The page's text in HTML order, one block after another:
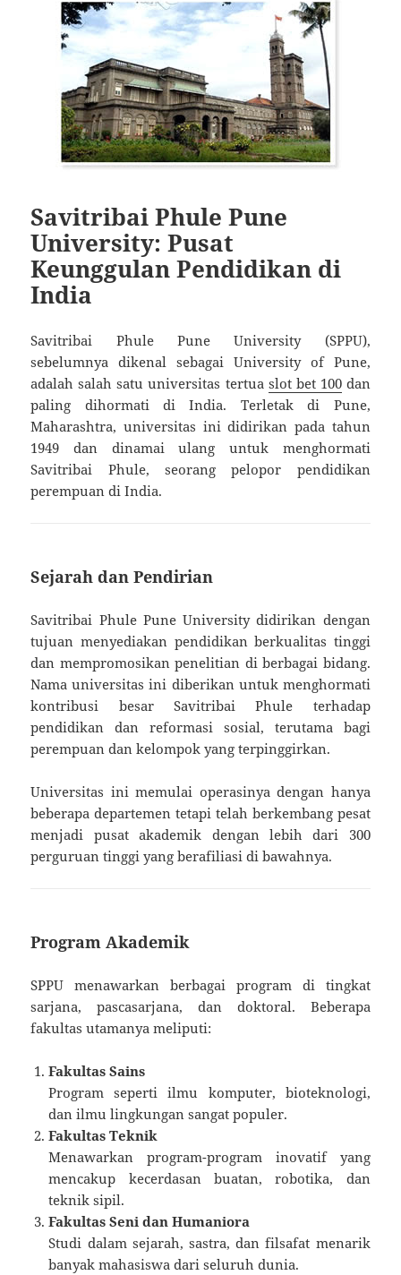
Savitribai Phule Pune
University: Pusat
Keunggulan Pendidikan di
India
Savitribai Phule Pune University (SPPU),
sebelumnya dikenal sebagai University of Pune,
adalah salah satu universitas tertua slot bet 100dan
paling dihormati di India. Terletak di Pune,
Maharashtra, universitas ini didirikan pada tahun
1949 dan dinamai ulang untuk menghormati
Savitribai Phule, seorang pelopor pendidikan
perempuan di India.
Sejarah dan Pendirian
Savitribai Phule Pune University didirikan dengan
tujuan menyediakan pendidikan berkualitas tinggi
dan mempromosikan penelitian di berbagai bidang.
Nama universitas ini diberikan untuk menghormati
kontribusi besar Savitribai Phule terhadap
pendidikan dan reformasi sosial, terutama bagi
perempuan dan kelompok yang terpinggirkan.
Universitas ini memulai operasinya dengan hanya
beberapa departemen tetapi telah berkembang pesat
menjadi pusat akademik dengan lebih dari 300
perguruan tinggi yang berafiliasi di bawahnya.
Program Akademik
SPPU menawarkan berbagai program di tingkat
sarjana, pascasarjana, dan doktoral. Beberapa
fakultas utamanya meliputi:
Fakultas Sains
Program seperti ilmu komputer, bioteknologi,
dan ilmu lingkungan sangat populer.
Fakultas Teknik
Menawarkan program-program inovatif yang
mencakup kecerdasan buatan, robotika, dan
teknik sipil.
Fakultas Seni dan Humaniora
Studi dalam sejarah, sastra, dan filsafat menarik
banyak mahasiswa dari seluruh dunia.